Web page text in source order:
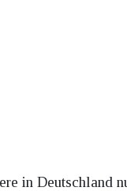
in Deutschland